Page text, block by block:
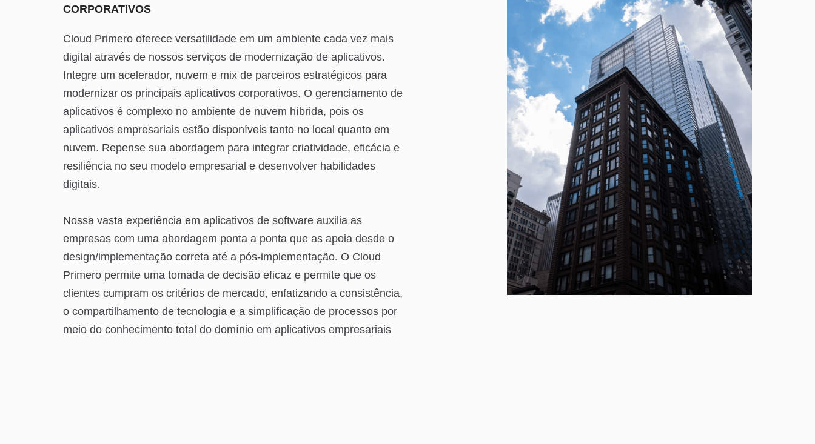
CORPORATIVOS
Cloud Primero oferece versatilidade em um ambiente cada vez mais
digital através de nossos serviços de modernização de aplicativos.
Integre um acelerador, nuvem e mix de parceiros estratégicos para
modernizar os principais aplicativos corporativos. O gerenciamento de
aplicativos é complexo no ambiente de nuvem híbrida, pois os
aplicativos empresariais estão disponíveis tanto no local quanto em
nuvem. Repense sua abordagem para integrar criatividade, eficácia e
resiliência no seu modelo empresarial e desenvolver habilidades
digitais.
Nossa vasta experiência em aplicativos de software auxilia as
empresas com uma abordagem ponta a ponta que as apoia desde o
design/implementação correta até a pós-implementação. O Cloud
Primero permite uma tomada de decisão eficaz e permite que os
clientes cumpram os critérios de mercado, enfatizando a consistência,
o compartilhamento de tecnologia e a simplificação de processos por
meio do conhecimento total do domínio em aplicativos empresariais